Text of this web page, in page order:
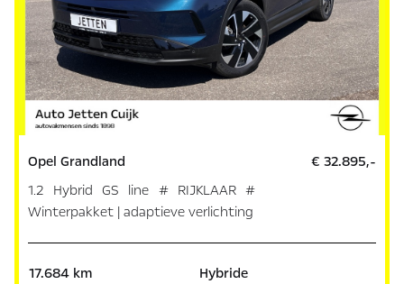
Opel Grandland
1.2 Hybrid GS line # RIJKLAAR #
Winterpakket | adaptieve verlichting
€ 32.895,-
17.684 km
Hybride